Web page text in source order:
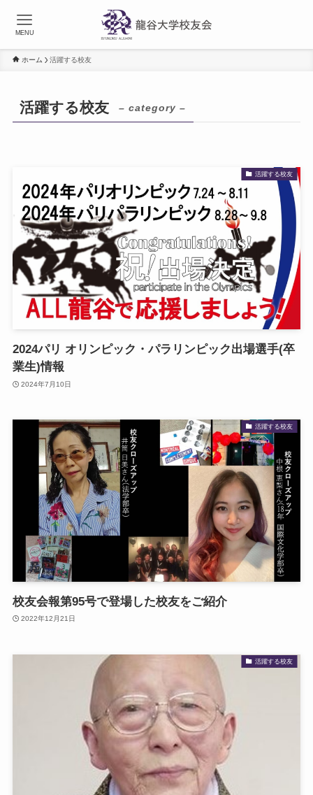
MENU
ホーム 活躍する校友
活躍する校友 – category –
活躍する校友
2024パリ オリンピック・パラリンピック出場選手(卒
業生)情報
2024年7月10日
活躍する校友
校友会報第95号で登場した校友をご紹介
2022年12月21日
活躍する校友